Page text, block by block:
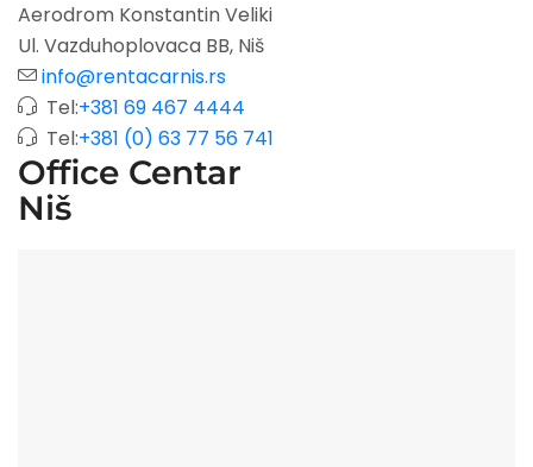
Aerodrom Konstantin Veliki
Ul. Vazduhoplovaca BB, Niš
info@rentacarnis.rs
Tel:+381 69 467 4444
Tel:+381 (0) 63 77 56 741
Office Centar
Niš